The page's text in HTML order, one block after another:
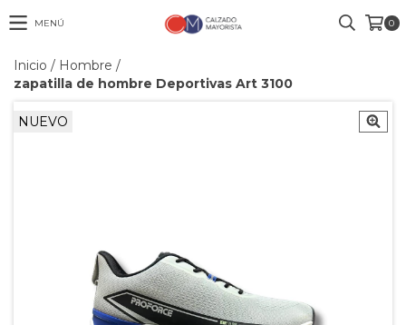
MENÚ 0
Inicio / Hombre /
zapatilla de hombre Deportivas Art 3100
NUEVO